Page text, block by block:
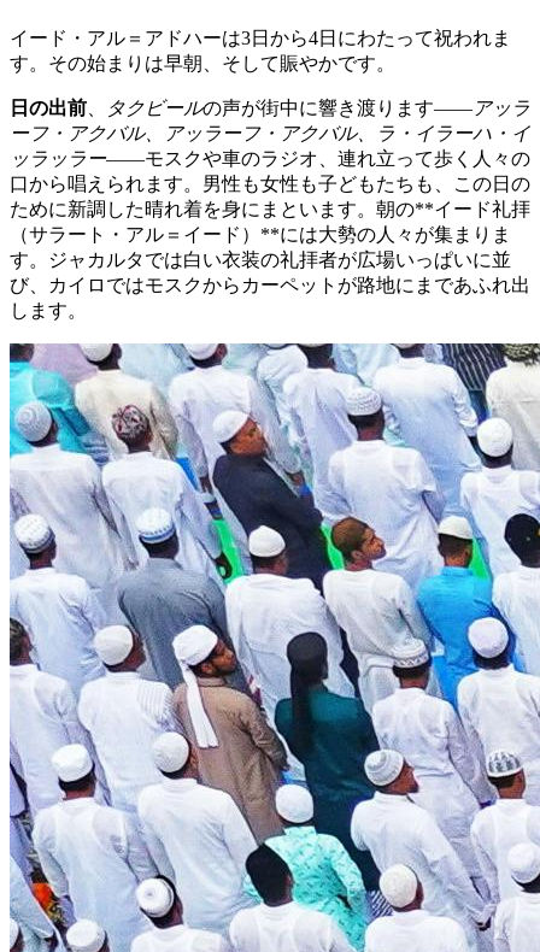
イード・アル＝アドハーは3日から4日にわたって祝われま
す。その始まりは早朝、そして賑やかです。
日の出前 タクビールの声が街中に響き渡ります—— アッラ
ーフ・アクバル、アッラーフ・アクバル、ラ・イラーハ・イ
ッラッラー——モスクや車のラジオ、連れ立って歩く人々の
口から唱えられます。男性も女性も子どもたちも、この日の
ために新調した晴れ着を身にまといます。朝の**イード礼拝
（サラート・アル＝イード）**には大勢の人々が集まりま
す。ジャカルタでは白い衣装の礼拝者が広場いっぱいに並
び、カイロではモスクからカーペットが路地にまであふれ出
します。